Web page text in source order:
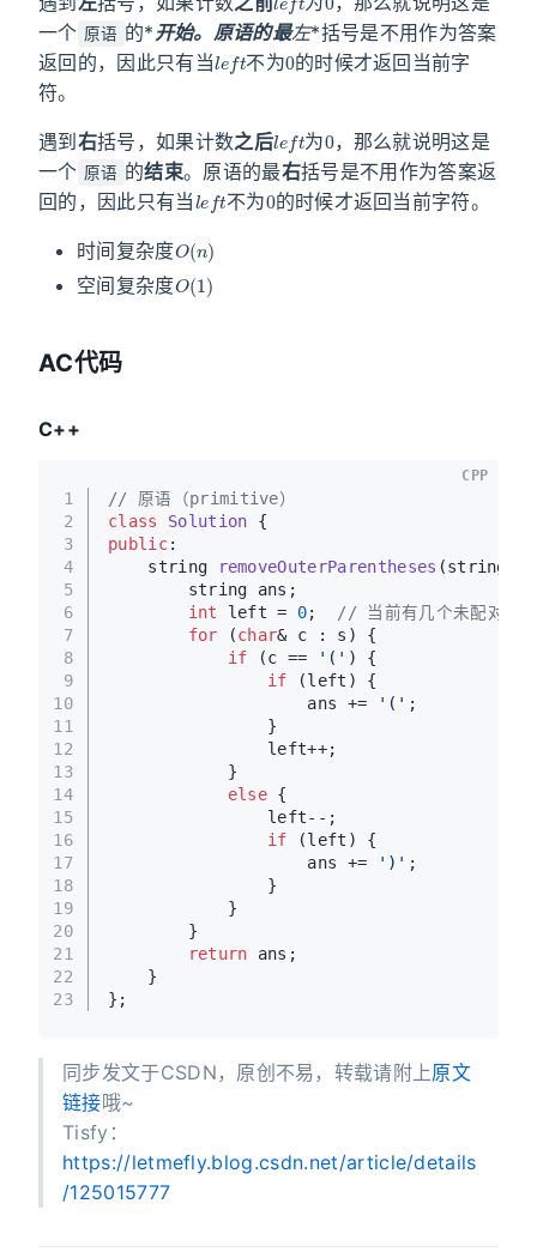
一个 原语 的* 开始。原语的最左*括号是不用作为答案
返回的，因此只有当
left
不为
0
的时候才返回当前字
符。
遇到右括号，如果计数之后 为 ，那么就说明这是
一个 原语 的结束。原语的最右括号是不用作为答案返
回的，因此只有当
eft
不为
0
的时候才返回当前字符。
时间复杂度
空间复杂度
O (1)
AC代码
C++
1
2
3
4
5
6
7
8
9
10
11
12
13
14
15
16
17
18
19
20
21
22
23
// 原语（primitive）
class
Solution {
public:
string
removeOuterParentheses (string s)
        string ans;
int left = 0;
// 当前有几个未配对的
for (char& c : s) {
if (c == '(' ) {
if (left) {
                    ans +=
'(' ;
                }
                left++;
            }
else {
                left--;
if (left) {
                    ans +=
')' ;
                }
            }
        }
return ans;
    }
};
CPP
同步发文于CSDN，原创不易，转载请附上原文
链接哦~
Tisfy：
https://letmefly.blog.csdn.net/article/details
/125015777